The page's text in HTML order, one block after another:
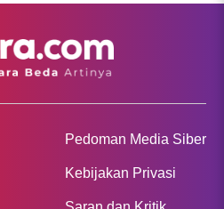
Pedoman Media Siber
Kebijakan Privasi